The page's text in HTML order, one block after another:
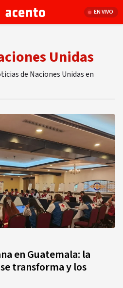
EN VIVO
Unidas
de Naciones Unidas en
en Guatemala: la
transforma y los